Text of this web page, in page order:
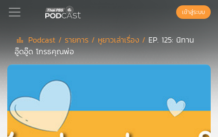
Podcast
ย์
ลิ
สต์
แนะนำ
เข้าสู่ระบบ
Podcast / รายการ / หูยาวเล่าเรื่อง / EP. 125: นิทาน
อู๊ดอู๊ด โกรธคุณพ่อ